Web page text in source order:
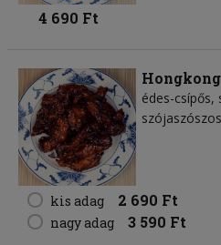
4 690 Ft
édes-csípős,
kis adag 2 690 Ft
nagy adag 3 590 Ft